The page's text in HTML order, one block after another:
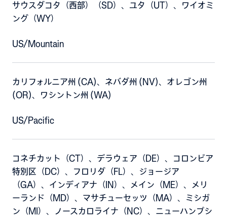
サウスダコタ（西部）（SD）、ユタ（UT）、ワイオミ
ング（WY）
US/Mountain
カリフォルニア州 (CA)、ネバダ州 (NV)、オレゴン州
(OR)、ワシントン州 (WA)
US/Pacific
コネチカット（CT）、デラウェア（DE）、コロンビア
特別区（DC）、フロリダ（FL）、ジョージア
（GA）、インディアナ（IN）、メイン（ME）、メリ
ーランド（MD）、マサチューセッツ（MA）、ミシガ
ン（MI）、ノースカロライナ（NC）、ニューハンプシ